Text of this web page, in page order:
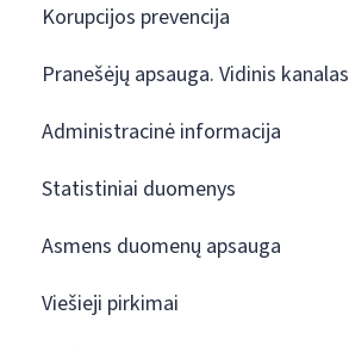
Korupcijos prevencija
Pranešėjų apsauga. Vidinis kanalas
Administracinė informacija
Statistiniai duomenys
Asmens duomenų apsauga
Viešieji pirkimai